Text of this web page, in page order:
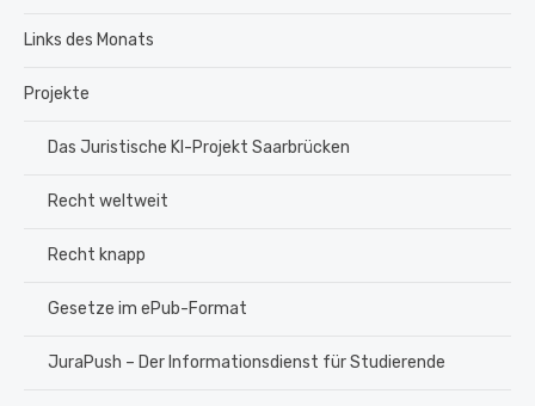
Links des Monats
Projekte
Das Juristische KI-Projekt Saarbrücken
Recht weltweit
Recht knapp
Gesetze im ePub-Format
JuraPush – Der Informationsdienst für Studierende